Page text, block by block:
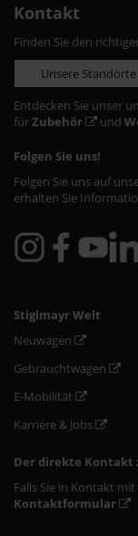
Kontakt
Finden Sie den
Unsere Standorte
Entdecken Sie unser
fürZubehör und
Folgen Sie uns!
Folgen Sie uns auf
erhalten Sie
Stiglmayr Welt
Neuwagen
Gebrauchtwagen
E-Mobilität
Karriere & Jobs
Der direkte Kontakt
Falls Sie in Kontakt
Kontaktformular